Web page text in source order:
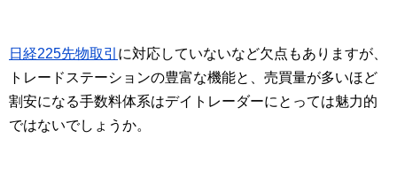
日経225先物取引 に対応していないなど欠点もありますが、
トレードステーションの豊富な機能と、売買量が多いほど
割安になる手数料体系はデイトレーダーにとっては魅力的
ではないでしょうか。